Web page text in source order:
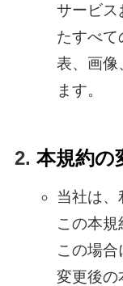
サービス
たすべて
表、画像
ます。
本規約の
当社は、
この本規
この場合
変更後の